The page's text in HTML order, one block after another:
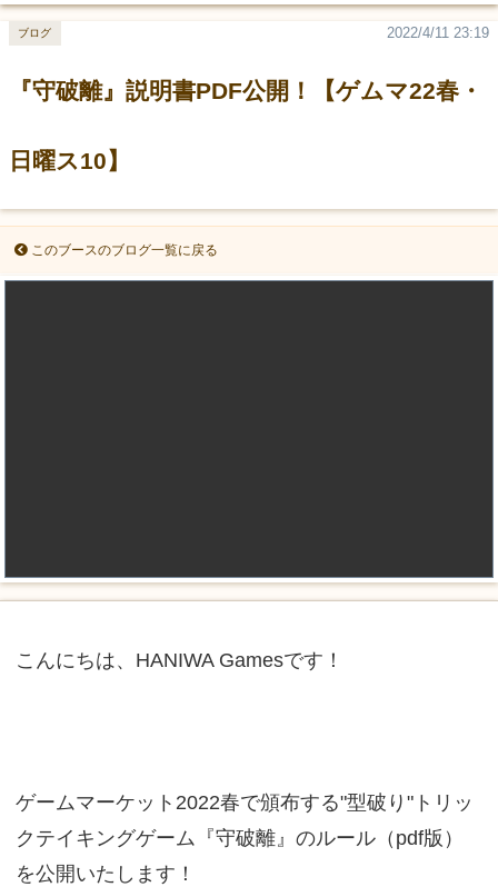
『守破離』説明書PDF公開！【ゲムマ22春・
日曜ス10】
2022/4/11 23:19
ブログ
このブースのブログ一覧に戻る
こんにちは、HANIWA Gamesです！
ゲームマーケット2022春で頒布する"型破り"トリッ
クテイキングゲーム『守破離』のルール（pdf版）
を公開いたします！